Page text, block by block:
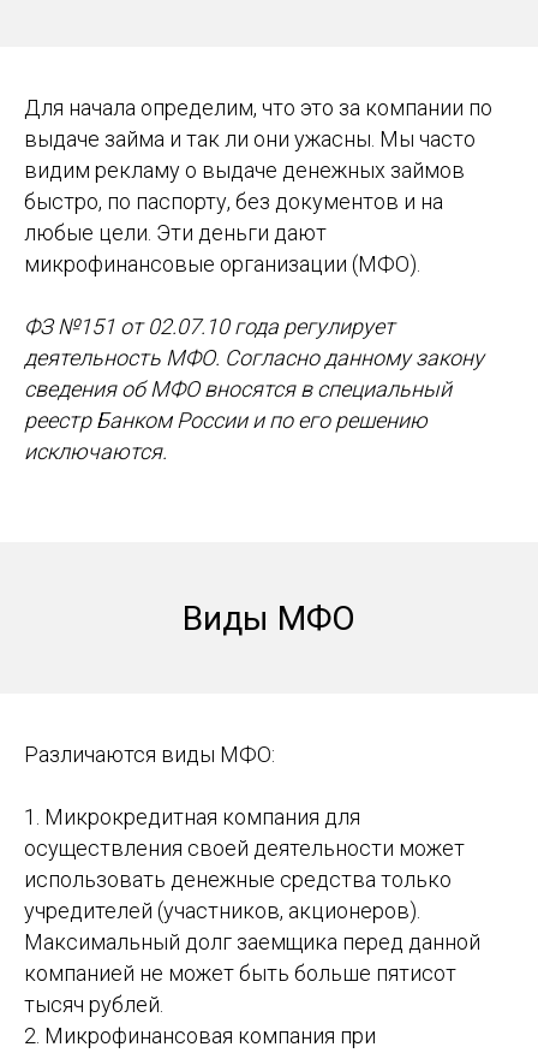
Для начала определим, что это за компании по
выдаче займа и так ли они ужасны. Мы часто
видим рекламу о выдаче денежных займов
быстро, по паспорту, без документов и на
любые цели. Эти деньги дают
микрофинансовые организации (МФО).
ФЗ №151 от 02.07.10 года регулирует
деятельность МФО. Согласно данному закону
сведения об МФО вносятся в специальный
реестр Банком России и по его решению
исключаются.
Виды МФО
Различаются виды МФО:
1. Микрокредитная компания для
осуществления своей деятельности может
использовать денежные средства только
учредителей (участников, акционеров).
Максимальный долг заемщика перед данной
компанией не может быть больше пятисот
тысяч рублей.
2. Микрофинансовая компания при